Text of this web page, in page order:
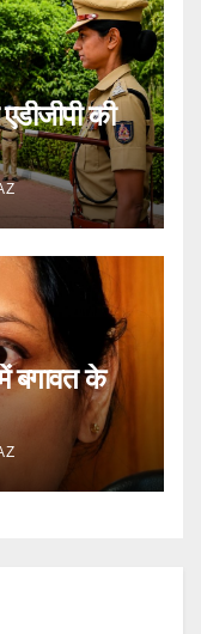
की
बगावत के